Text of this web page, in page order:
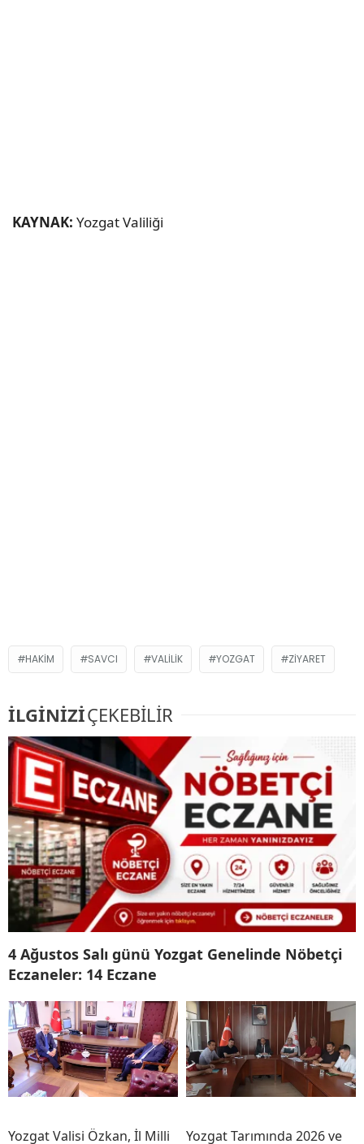
KAYNAK: Yozgat Valiliği
HAKIM SAVCI VALILIK YOZGAT ZIYARET
İLGİNİZİÇEKEBİLİR
4 Ağustos Salı günü Yozgat Genelinde Nöbetçi
Eczaneler: 14 Eczane
Yozgat Valisi Özkan, İl Milli Yozgat Tarımında 2026 ve